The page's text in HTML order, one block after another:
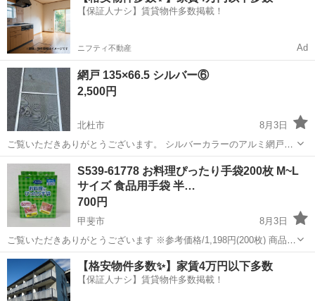
【保証人ナシ】賃貸物件多数掲載！
ニフティ不動産 Ad
網戸 135×66.5 シルバー⑥
2,500円
北杜市
8月3日
​ご覧いただきありがとうございます。 シルバーカラーのアルミ網戸
（サッシフレーム）です。 サイズ表記は 135×66.5 となっており、一
般的サイズより 少し小さめ の規格品（または小窓・腰高窓用）
となりま...
山梨 北杜市
S539-61778 お料理ぴったり手袋200枚 M~L
サイズ 食品用手袋 半…
700円
甲斐市
8月3日
ご覧いただきありがとうございます ※参考価格/1,198円(200枚) 商品の
特徴 M~Lサイズ 食品用手袋 半透明 商品の詳細 延びる素材で指先にぴ
ったりフィットする手袋です。 食品衛生法適合のため...
山梨 甲斐市 家庭用品 商品
【格安物件多数✨】家賃4万円以下多数
【保証人ナシ】賃貸物件多数掲載！